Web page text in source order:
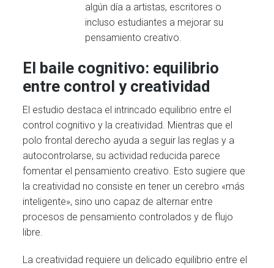
algún día a artistas, escritores o
incluso estudiantes a mejorar su
pensamiento creativo.
El baile cognitivo: equilibrio
entre control y creatividad
El estudio destaca el intrincado equilibrio entre el
control cognitivo y la creatividad. Mientras que el
polo frontal derecho ayuda a seguir las reglas y a
autocontrolarse, su actividad reducida parece
fomentar el pensamiento creativo. Esto sugiere que
la creatividad no consiste en tener un cerebro «más
inteligente», sino uno capaz de alternar entre
procesos de pensamiento controlados y de flujo
libre.
La creatividad requiere un delicado equilibrio entre el